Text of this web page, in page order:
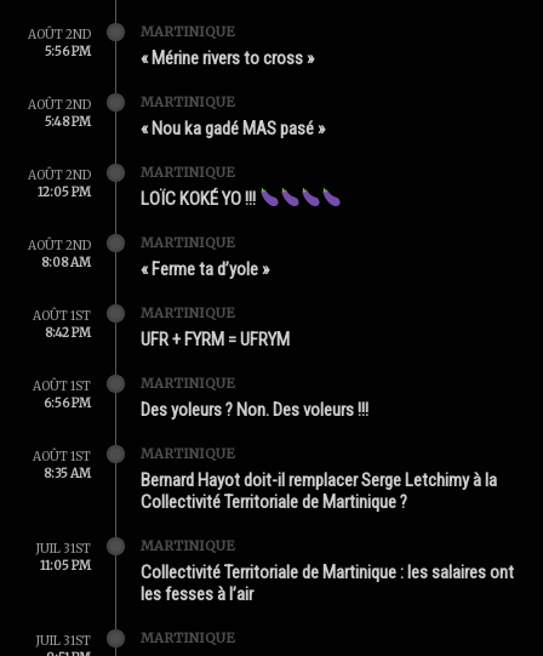
AOÛT 2ND
5:56 PM
MARTINIQUE
« Mérine rivers to cross »
AOÛT 2ND
5:48 PM
MARTINIQUE
« Nou ka gadé MAS pasé »
AOÛT 2ND
12:05 PM
MARTINIQUE
LOÏC KOKÉ YO !!!
AOÛT 2ND
8:08 AM
MARTINIQUE
« Ferme ta d’yole »
AOÛT 1ST
8:42 PM
MARTINIQUE
UFR + FYRM = UFRYM
AOÛT 1ST
6:56 PM
MARTINIQUE
Des yoleurs ? Non. Des voleurs !!!
AOÛT 1ST
8:35 AM
MARTINIQUE
Bernard Hayot doit-il remplacer Serge Letchimy à la
Collectivité Territoriale de Martinique ?
JUIL 31ST
11:05 PM
MARTINIQUE
Collectivité Territoriale de Martinique : les salaires ont
les fesses à l’air
JUIL 31ST
MARTINIQUE